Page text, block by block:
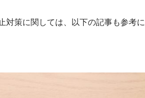
対策に関しては、以下の記事も参考に